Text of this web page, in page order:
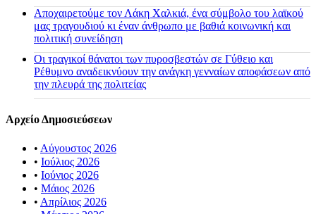
Αποχαιρετούμε τον Λάκη Χαλκιά, ένα σύμβολο του λαϊκού
μας τραγουδιού κι έναν άνθρωπο με βαθιά κοινωνική και
πολιτική συνείδηση
Οι τραγικοί θάνατοι των πυροσβεστών σε Γύθειο και
Ρέθυμνο αναδεικνύουν την ανάγκη γενναίων αποφάσεων από
την πλευρά της πολιτείας
Αρχείο Δημοσιεύσεων
• Αύγουστος 2026
• Ιούλιος 2026
• Ιούνιος 2026
• Μάιος 2026
• Απρίλιος 2026